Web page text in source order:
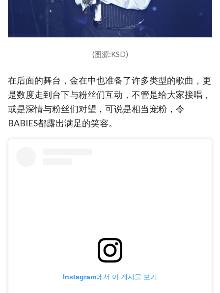
(图源:KSD)
在后面的舞台，金在中也准备了许多类型的歌曲，更
是数度走到台下与粉丝们互动，不管是给大家接唱，
或是深情与粉丝们对望，可说是相当宠粉，令
BABIES都露出满足的笑容。
Instagram에서 이 게시물 보기